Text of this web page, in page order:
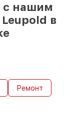
с нашим
в
Ремонт